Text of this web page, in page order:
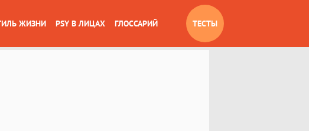
ЖИЗНИ PSY В ЛИЦАХ ГЛОССАРИЙ ТЕСТЫ